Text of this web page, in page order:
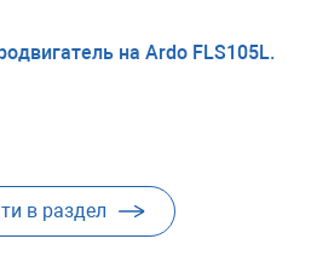
на Ardo FLS105L.
в раздел